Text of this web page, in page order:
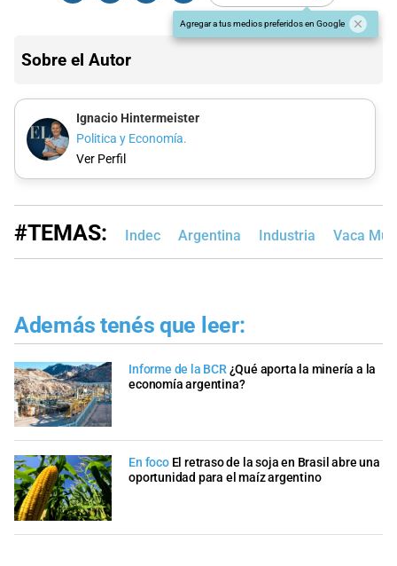
Agregar a tus medios preferidos en Google
Sobre el Autor
Ignacio Hintermeister
Politica y Economía.
Ver Perfil
#TEMAS: Indec Argentina Industria Vaca
Además tenés que leer:
Informe de la BCR¿Qué aporta la minería a la
economía argentina?
En foco El retraso de la soja en Brasil abre una
oportunidad para el maíz argentino